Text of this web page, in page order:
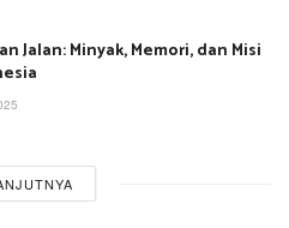
Jalan: Minyak, Memori, dan Misi